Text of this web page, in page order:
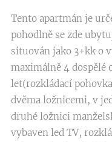
Tento apartmán je
pohodlně se zde
situován jako 3+kk o
maximálně 4 dospělé
let(rozkládací
dvěma ložnicemi, v
druhé ložnici
vybaven led TV,